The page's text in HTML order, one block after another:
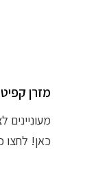
מזרן קפיטונז'
כאן! לחצו